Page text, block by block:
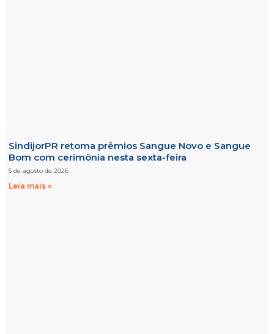
SindijorPR retoma prêmios Sangue Novo e Sangue
Bom com cerimônia nesta sexta-feira
5 de agosto de 2026
Leia mais »